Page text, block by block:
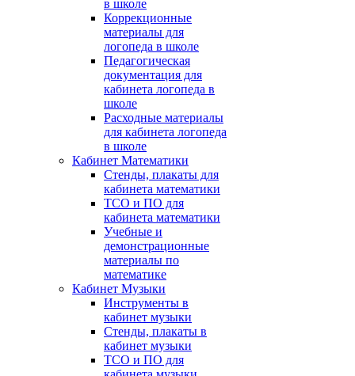
в школе
Коррекционные
материалы для
логопеда в школе
Педагогическая
документация для
кабинета логопеда в
школе
Расходные материалы
для кабинета логопеда
в школе
Кабинет Математики
Стенды, плакаты для
кабинета математики
ТСО и ПО для
кабинета математики
Учебные и
демонстрационные
материалы по
математике
Кабинет Музыки
Инструменты в
кабинет музыки
Стенды, плакаты в
кабинет музыки
ТСО и ПО для